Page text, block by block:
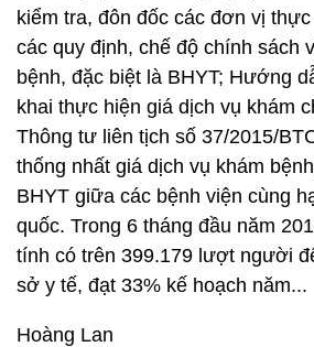
kiểm tra, đôn đốc các đơn vị
các quy định, chế độ chính sách
bệnh, đặc biệt là BHYT; Hướng
khai thực hiện giá dịch vụ khám
Thông tư liên tịch số 37/2015/
thống nhất giá dịch vụ khám
BHYT giữa các bệnh viện cùng
quốc. Trong 6 tháng đầu năm
tính có trên 399.179 lượt người
sở y tế, đạt 33% kế hoạch năm...
Hoàng Lan